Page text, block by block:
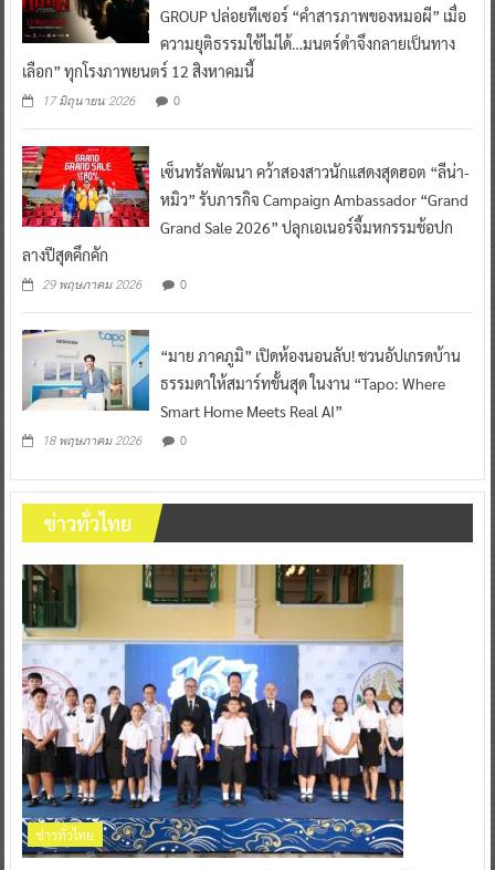
GROUP ปล่อยทีเซอร์ “คำสารภาพของหมอผี” เมื่อ
ความยุติธรรมใช้ไม่ได้…มนตร์ดำจึงกลายเป็นทาง
เลือก” ทุกโรงภาพยนตร์ 12 สิงหาคมนี้
17 มิถุนายน 2026 0
เซ็นทรัลพัฒนา คว้าสองสาวนักแสดงสุดฮอต “ลีน่า-
หมิว” รับภารกิจ Campaign Ambassador “Grand
Grand Sale 2026” ปลุกเอเนอร์จี้มหกรรมช้อปก
ลางปีสุดคึกคัก
29 พฤษภาคม 2026 0
“มาย ภาคภูมิ” เปิดห้องนอนลับ! ชวนอัปเกรดบ้าน
ธรรมดาให้สมาร์ทขั้นสุด ในงาน “Tapo: Where
Smart Home Meets Real AI”
18 พฤษภาคม 2026 0
ข่าวทั่วไทย
ข่าวทั่วไทย